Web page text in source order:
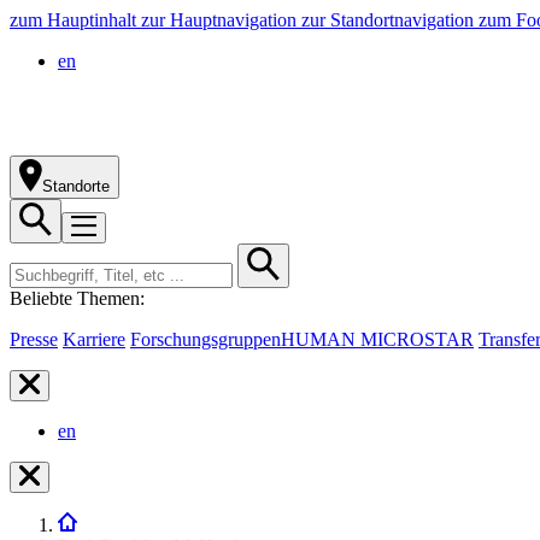
zum Hauptinhalt zur Hauptnavigation zur Standortnavigation zum
en
Standorte
Beliebte Themen:
Presse Karriere ForschungsgruppenHUMAN MICROSTAR Transfer
en